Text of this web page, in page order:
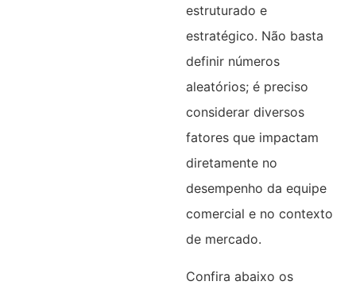
estruturado e
estratégico. Não basta
definir números
aleatórios; é preciso
considerar diversos
fatores que impactam
diretamente no
desempenho da equipe
comercial e no contexto
de mercado.
Confira abaixo os